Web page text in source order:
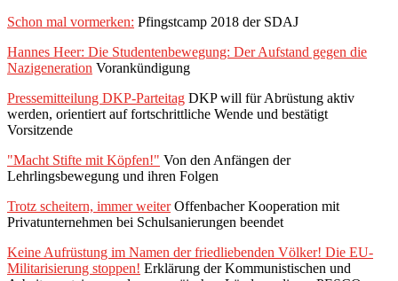
Schon mal vormerken: Pfingstcamp 2018 der SDAJ
Hannes Heer: Die Studentenbewegung: Der Aufstand gegen die
Nazigeneration Vorankündigung
Pressemitteilung DKP-Parteitag DKP will für Abrüstung aktiv
werden, orientiert auf fortschrittliche Wende und bestätigt
Vorsitzende
"Macht Stifte mit Köpfen!" Von den Anfängen der
Lehrlingsbewegung und ihren Folgen
Trotz scheitern, immer weiterOffenbacher Kooperation mit
Privatunternehmen bei Schulsanierungen beendet
Keine Aufrüstung im Namen der friedliebenden Völker! Die EU-
Militarisierung stoppen! Erklärung der Kommunistischen und